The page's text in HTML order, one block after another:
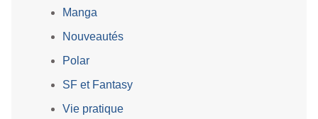
Manga
Nouveautés
Polar
SF et Fantasy
Vie pratique